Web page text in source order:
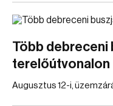
Több debreceni
terelőútvonalon
Augusztus 12-i,